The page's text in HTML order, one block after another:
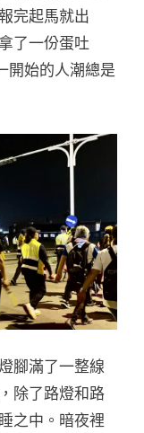
完起馬就出
了一份蛋吐
開始的人潮總是
腳滿了一整線
除了路燈和路
之中。暗夜裡